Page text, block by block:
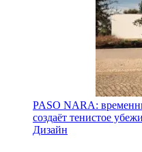
PASO NARA:
создаёт тенистое
Дизайн